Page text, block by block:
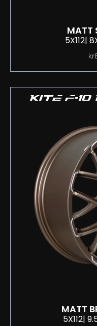
MATT
5X112| 8
kr
KITE F-10
MATT
5X112|